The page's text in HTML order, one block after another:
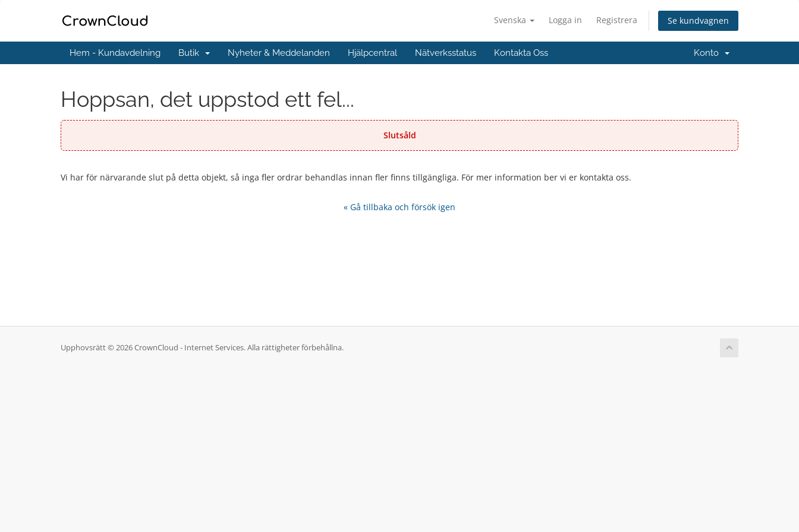
Svenska Logga in Registrera Se kundvagnen
Hem - Kundavdelning Butik Nyheter & Meddelanden Hjälpcentral Nätverksstatus Kontakta Oss Konto
Hoppsan, det uppstod ett fel...
Slutsåld
Vi har för närvarande slut på detta objekt, så inga fler ordrar behandlas innan fler finns tillgängliga. För mer information ber vi er kontakta oss.
« Gå tillbaka och försök igen
Upphovsrätt © 2026 CrownCloud - Internet Services. Alla rättigheter förbehållna.